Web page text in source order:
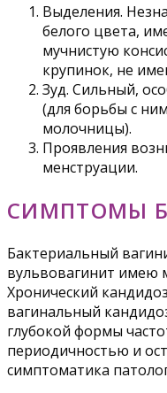
Выделения.
белого цвета,
мучнистую
крупинок, не
Зуд. Сильный,
(для борьбы с
молочницы).
Проявления
менструации.
СИМПТОМЫ
Бактериальный
вульвовагинит имею
Хронический
вагинальный
глубокой формы
периодичностью и
симптоматика